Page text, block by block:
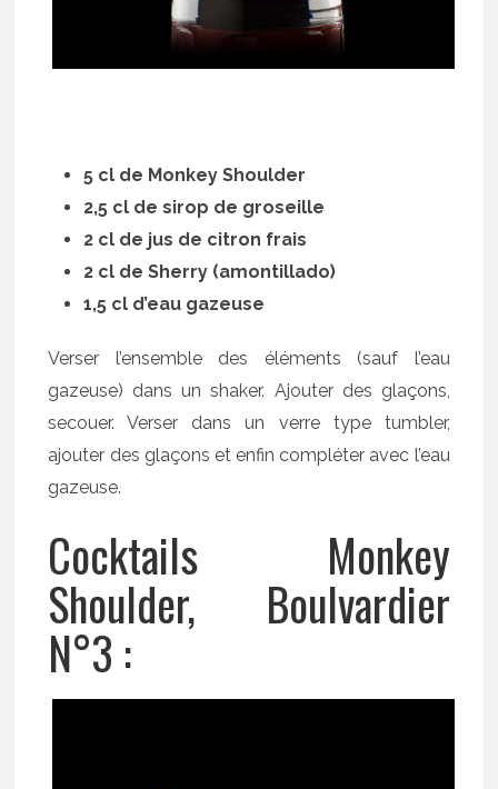
5 cl de Monkey Shoulder
2,5 cl de sirop de groseille
2 cl de jus de citron frais
2 cl de Sherry (amontillado)
1,5 cl d’eau gazeuse
Verser l’ensemble des éléments (sauf l’eau
gazeuse) dans un shaker. Ajouter des glaçons,
secouer. Verser dans un verre type tumbler,
ajouter des glaçons et enfin compléter avec l’eau
gazeuse.
Cocktails Monkey
Shoulder, Boulvardier
N°3 :